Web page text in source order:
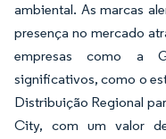
ambiental. As marcas
presença no mercado
empresas como a
significativos, como o
Distribuição Regional
City, com um valor